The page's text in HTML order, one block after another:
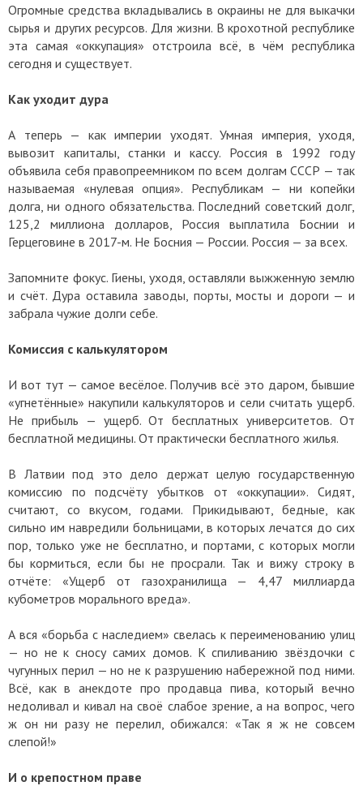
Огромные средства вкладывались в окраины не для выкачки
сырья и других ресурсов. Для жизни. В крохотной республике
эта самая «оккупация» отстроила всё, в чём республика
сегодня и существует.
Как уходит дура
А теперь — как империи уходят. Умная империя, уходя,
вывозит капиталы, станки и кассу. Россия в 1992 году
объявила себя правопреемником по всем долгам СССР — так
называемая «нулевая опция». Республикам — ни копейки
долга, ни одного обязательства. Последний советский долг,
125,2 миллиона долларов, Россия выплатила Боснии и
Герцеговине в 2017-м. Не Босния — России. Россия — за всех.
Запомните фокус. Гиены, уходя, оставляли выжженную землю
и счёт. Дура оставила заводы, порты, мосты и дороги — и
забрала чужие долги себе.
Комиссия с калькулятором
И вот тут — самое весёлое. Получив всё это даром, бывшие
«угнетённые» накупили калькуляторов и сели считать ущерб.
Не прибыль — ущерб. От бесплатных университетов. От
бесплатной медицины. От практически бесплатного жилья.
В Латвии под это дело держат целую государственную
комиссию по подсчёту убытков от «оккупации». Сидят,
считают, со вкусом, годами. Прикидывают, бедные, как
сильно им навредили больницами, в которых лечатся до сих
пор, только уже не бесплатно, и портами, с которых могли
бы кормиться, если бы не просрали. Так и вижу строку в
отчёте: «Ущерб от газохранилища — 4,47 миллиарда
кубометров морального вреда».
А вся «борьба с наследием» свелась к переименованию улиц
— но не к сносу самих домов. К спиливанию звёздочки с
чугунных перил — но не к разрушению набережной под ними.
Всё, как в анекдоте про продавца пива, который вечно
недоливал и кивал на своё слабое зрение, а на вопрос, чего
ж он ни разу не перелил, обижался: «Так я ж не совсем
слепой!»
И о крепостном праве